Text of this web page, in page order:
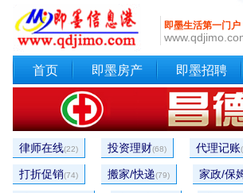
即墨生活第一门户
首页 即墨房产 即墨招聘
律师在线(22) 投资理财(68) 代理记账
打折促销(74) 搬家/快递(79) 家政/保